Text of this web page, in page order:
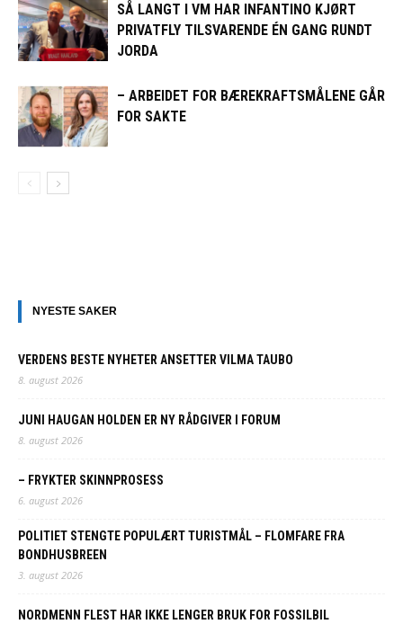
SÅ LANGT I VM HAR INFANTINO KJØRT
PRIVATFLY TILSVARENDE ÉN GANG RUNDT
JORDA
– ARBEIDET FOR BÆREKRAFTSMÅLENE GÅR
FOR SAKTE
NYESTE SAKER
VERDENS BESTE NYHETER ANSETTER VILMA TAUBO
8. august 2026
JUNI HAUGAN HOLDEN ER NY RÅDGIVER I FORUM
8. august 2026
– FRYKTER SKINNPROSESS
6. august 2026
POLITIET STENGTE POPULÆRT TURISTMÅL – FLOMFARE FRA
BONDHUSBREEN
3. august 2026
NORDMENN FLEST HAR IKKE LENGER BRUK FOR FOSSILBIL